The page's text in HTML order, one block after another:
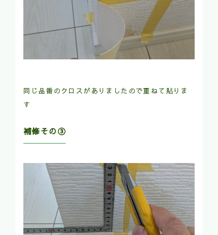
同じ品番のクロスがありましたので重ねて貼りま
す
補修その③